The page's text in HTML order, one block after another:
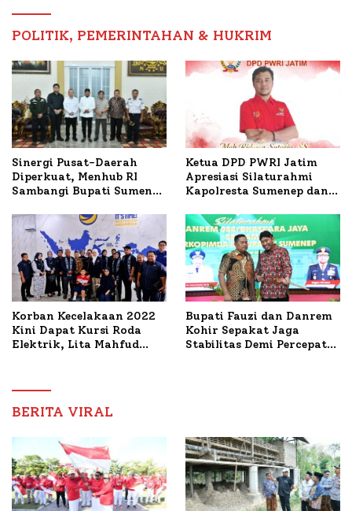
POLITIK, PEMERINTAHAN & HUKRIM
Sinergi Pusat-Daerah
Diperkuat, Menhub RI
Sambangi Bupati Sumenep
Mutiara Sentosa II
Ketua DPD PWRI Jatim
Apresiasi Silaturahmi
Kapolresta Sumenep dan
Ideal Polri-Pers
Korban Kecelakaan 2022
Kini Dapat Kursi Roda
Elektrik, Lita Mahfud
Nabil
Bupati Fauzi dan Danrem
Kohir Sepakat Jaga
Stabilitas Demi Percepat
BERITA VIRAL